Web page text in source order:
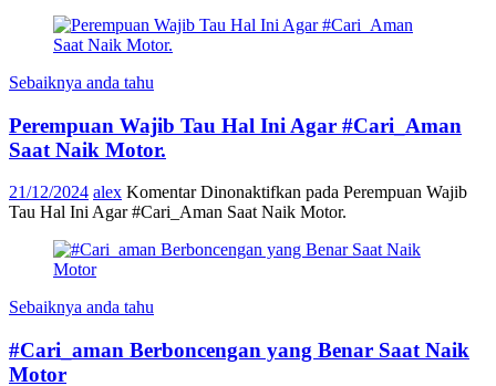
Sebaiknya anda tahu
Perempuan Wajib Tau Hal Ini Agar #Cari_Aman
Saat Naik Motor.
21/12/2024 alex Komentar Dinonaktifkan pada Perempuan Wajib
Tau Hal Ini Agar #Cari_Aman Saat Naik Motor.
Sebaiknya anda tahu
#Cari_aman Berboncengan yang Benar Saat Naik
Motor